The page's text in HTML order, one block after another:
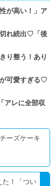
が高い！」ア
れ続出♡「後
り整う！あり
可愛すぎる♡
アレに全部収
ーズケーキ
た！「つい